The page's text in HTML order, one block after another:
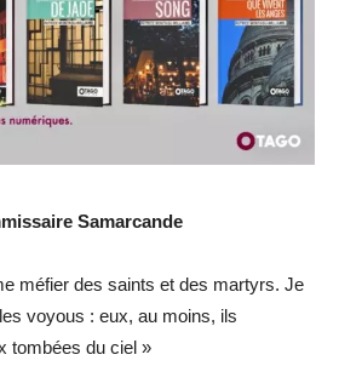
Samarcande
méfier des saints et des martyrs. Je
voyous : eux, au moins, ils
tombées du ciel »